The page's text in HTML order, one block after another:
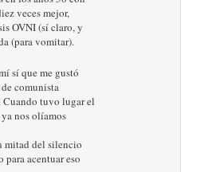
veces mejor,
OVNI (sí claro, y
(para vomitar).
sí que me gustó
comunista
Cuando tuvo lugar el
nos olíamos
mitad del silencio
para acentuar eso